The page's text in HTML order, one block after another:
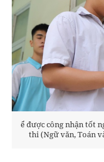
ể được công nhận tốt
thi (Ngữ văn, Toán